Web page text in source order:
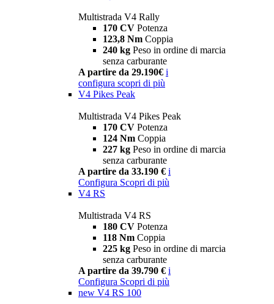
Multistrada V4 Rally
170 CV Potenza
123,8 Nm Coppia
240 kg Peso in ordine di marcia
senza carburante
A partire da 29.190€ i
configura scopri di più
V4 Pikes Peak
Multistrada V4 Pikes Peak
170 CV Potenza
124 Nm Coppia
227 kg Peso in ordine di marcia
senza carburante
A partire da 33.190 € i
Configura Scopri di più
V4 RS
Multistrada V4 RS
180 CV Potenza
118 Nm Coppia
225 kg Peso in ordine di marcia
senza carburante
A partire da 39.790 € i
Configura Scopri di più
new V4 RS 100